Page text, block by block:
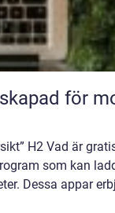
för
H2 Vad är
som kan
Dessa appar